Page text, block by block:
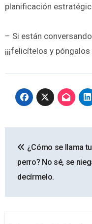
planificación
– Si están
¡¡¡felicítelos y
de
entradas
¿Cómo se llama tu
perro? No sé, se
decírmelo.